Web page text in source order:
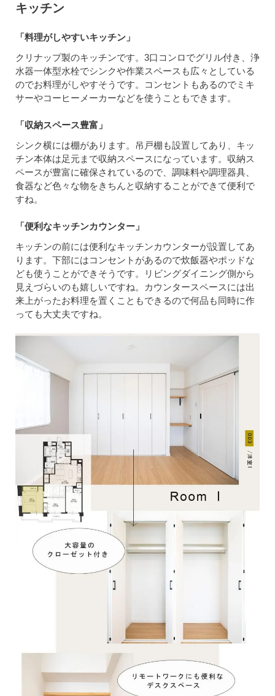
キッチン
「料理がしやすいキッチン」
クリナップ製のキッチンです。3口コンロでグリル付き、浄
水器一体型水栓でシンクや作業スペースも広々としている
のでお料理がしやすそうです。コンセントもあるのでミキ
サーやコーヒーメーカーなどを使うこともできます。
「収納スペース豊富」
シンク横には棚があります。吊戸棚も設置してあり、キッ
チン本体は足元まで収納スペースになっています。収納ス
ペースが豊富に確保されているので、調味料や調理器具、
食器など色々な物をきちんと収納することができて便利で
すね。
「便利なキッチンカウンター」
キッチンの前には便利なキッチンカウンターが設置してあ
ります。下部にはコンセントがあるので炊飯器やポッドな
ども使うことができそうです。リビングダイニング側から
見えづらいのも嬉しいですね。カウンタースペースには出
来上がったお料理を置くこともできるので何品も同時に作
っても大丈夫ですね。